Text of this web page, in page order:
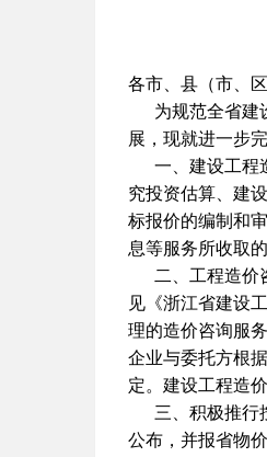
各市、县（市、
为规范全省建
展，现就进一步
一、建设工程
究投资估算、建
标报价的编制和
息等服务所收取的
二、工程造价
见《浙江省建设
理的造价咨询服
企业与委托方根
定。建设工程造
三、积极推行
公布，并报省物价